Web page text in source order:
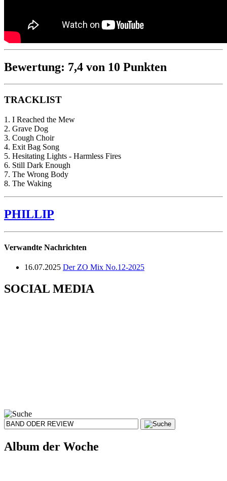
Bewertung: 7,4 von 10 Punkten
TRACKLIST
1. I Reached the Mew
2. Grave Dog
3. Cough Choir
4. Exit Bag Song
5. Hesitating Lights - Harmless Fires
6. Still Dark Enough
7. The Wrong Body
8. The Waking
PHILLIP
Verwandte Nachrichten
16.07.2025 Der ZO Mix No.12-2025
SOCIAL MEDIA
Album der Woche